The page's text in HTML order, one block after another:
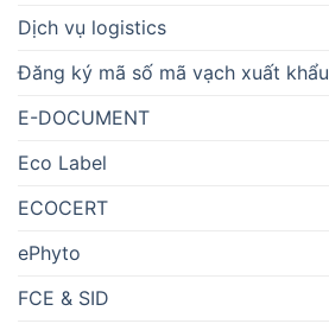
Dịch vụ logistics
Đăng ký mã số mã vạch xuất khẩu
E-DOCUMENT
Eco Label
ECOCERT
ePhyto
FCE & SID